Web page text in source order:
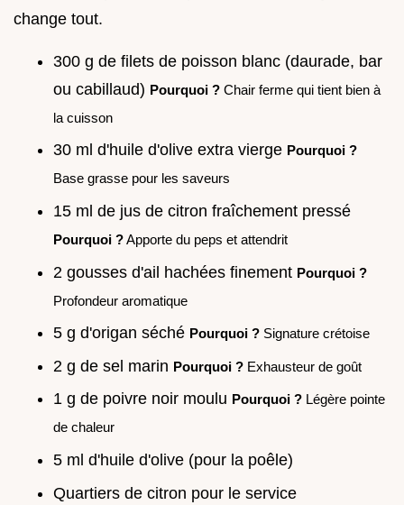
change tout.
300 g de filets de poisson blanc (daurade, bar
ou cabillaud) Pourquoi ? Chair ferme qui tient bien à
la cuisson
30 ml d'huile d'olive extra vierge Pourquoi ?
Base grasse pour les saveurs
15 ml de jus de citron fraîchement pressé
Pourquoi ?Apporte du peps et attendrit
2 gousses d'ail hachées finement Pourquoi ?
Profondeur aromatique
5 g d'origan séché Pourquoi ? Signature crétoise
2 g de sel marin Pourquoi ? Exhausteur de goût
1 g de poivre noir moulu Pourquoi ? Légère pointe
de chaleur
5 ml d'huile d'olive (pour la poêle)
Quartiers de citron pour le service